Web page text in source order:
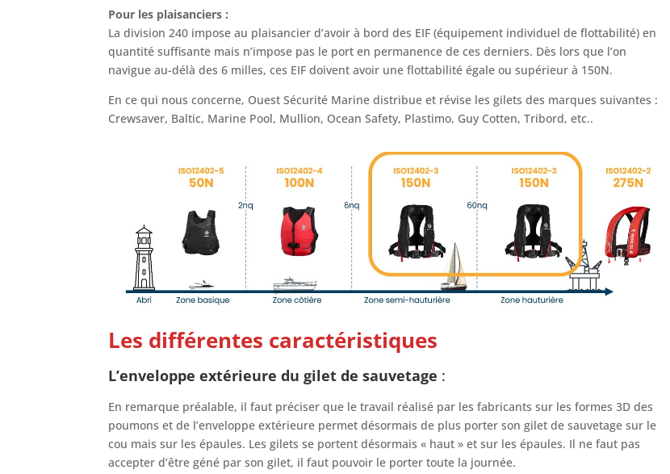
Pour les plaisanciers :
La division 240 impose au plaisancier d’avoir à bord des EIF (équipement individuel de flottabilité) en
quantité suffisante mais n’impose pas le port en permanence de ces derniers. Dès lors que l’on
navigue au-délà des 6 milles, ces EIF doivent avoir une flottabilité égale ou supérieur à 150N.
En ce qui nous concerne, Ouest Sécurité Marine distribue et révise les gilets des marques suivantes :
Crewsaver, Baltic, Marine Pool, Mullion, Ocean Safety, Plastimo, Guy Cotten, Tribord, etc..
Les différentes caractéristiques
L’enveloppe extérieure du gilet de sauvetage :
En remarque préalable, il faut préciser que le travail réalisé par les fabricants sur les formes 3D des
poumons et de l’enveloppe extérieure permet désormais de plus porter son gilet de sauvetage sur le
cou mais sur les épaules. Les gilets se portent désormais « haut » et sur les épaules. Il ne faut pas
accepter d’être géné par son gilet, il faut pouvoir le porter toute la journée.